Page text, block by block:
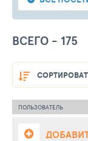
ВСЕГО - 175
ПОЛЬЗОВАТЕЛЬ